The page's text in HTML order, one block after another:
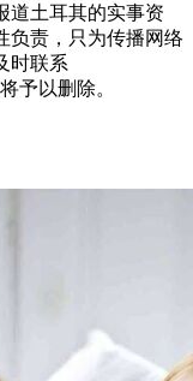
道土耳其的实事资
负责，只为传播网络
时联系
予以删除。